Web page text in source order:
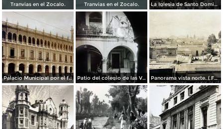
Tranvias en el Zocalo. Tranvias en el Zocalo. La Iglesia de Santo Domingo.
Palacio Municipal por el fotografo Hugo Brehme.. Patio del colegio de las Vizcainas por el fotografo Hugo Brehme. Panorama vista norte. ( Fechada el 20 de Junio de 1905 ).